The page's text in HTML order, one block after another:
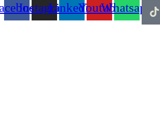
InstagramLinkedinYoutubeWhatsapp